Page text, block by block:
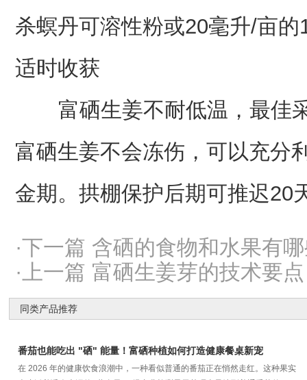
杀螟丹可溶性粉或20毫升/亩
适时收获
富硒生姜不耐低温，最佳
富硒生姜不会冻伤，可以充分
金期。拱棚保护后期可推迟20
·下一篇 含硒的食物和水果有
·上一篇 富硒生姜芽的技术要点
同类产品推荐
番茄也能吃出 "硒" 能量！富硒种植如何打造健康餐桌新宠
在 2026 年的健康饮食浪潮中，一种看似普通的番茄正在悄然走红。这种果实